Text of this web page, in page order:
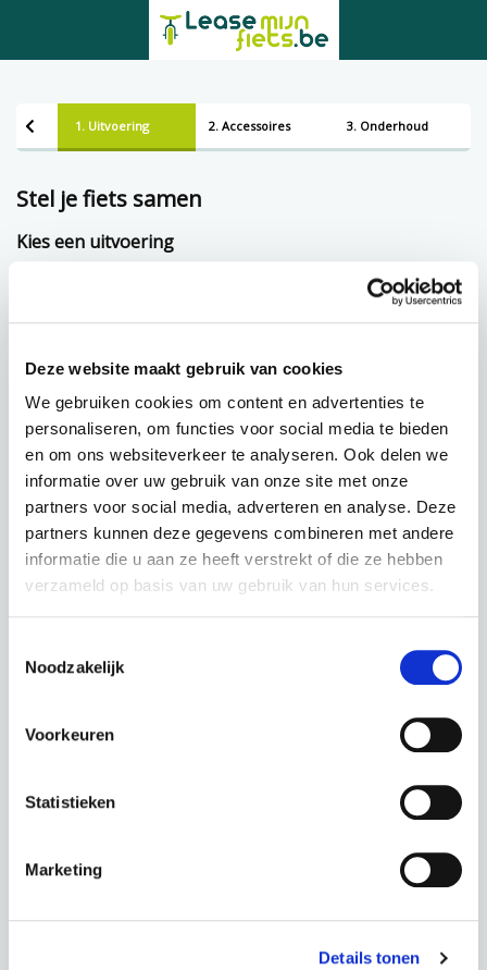
Deze website maakt gebruik van cookies
We gebruiken cookies om content en advertenties te
personaliseren, om functies voor social media te bieden
en om ons websiteverkeer te analyseren. Ook delen we
informatie over uw gebruik van onze site met onze
partners voor social media, adverteren en analyse. Deze
partners kunnen deze gegevens combineren met andere
informatie die u aan ze heeft verstrekt of die ze hebben
verzameld op basis van uw gebruik van hun services.
Noodzakelijk
Voorkeuren
Statistieken
Marketing
Details tonen
1. Uitvoering 2. Accessoires 3. Onderhoud
Stel je fiets samen
Kies een uitvoering
Lening op afbetaling bij Lease-mijn-fiets.be
kleur: Black
65,79 p.m.
Deze fiets in een andere kleur :
Periode
60 Maanden